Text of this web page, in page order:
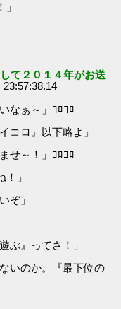
て２０１４年がお送
なぁ～」ｺﾛｺﾛ
コロ』以下略よ」
せ～！」ｺﾛｺﾛ
」
ぞ」
ぶ』ってさ！」
いのか。『最下位の